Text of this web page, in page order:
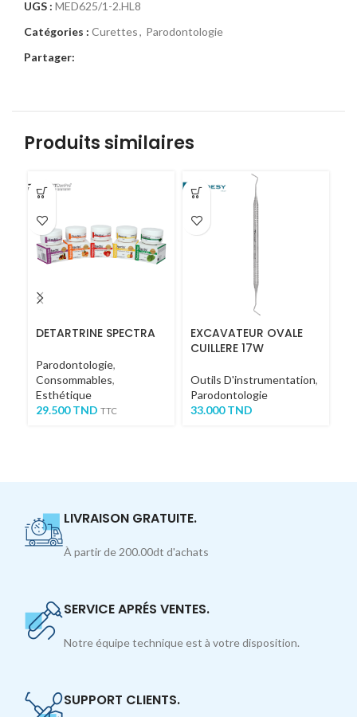
UGS : MED625/1-2.HL8
Catégories : Curettes, Parodontologie
Partager:
Produits similaires
DETARTRINE SPECTRA
Parodontologie,
Consommables,
Esthétique
29.500TND TTC
EXCAVATEUR OVALE
CUILLERE 17W
Outils D'instrumentation,
Parodontologie
33.000TND
LIVRAISON GRATUITE.
À partir de 200.00dt d'achats
SERVICE APRÉS VENTES.
Notre équipe technique est à votre disposition.
SUPPORT CLIENTS.